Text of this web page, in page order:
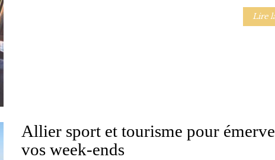
Lire
Allier sport et tourisme pour
vos week-ends